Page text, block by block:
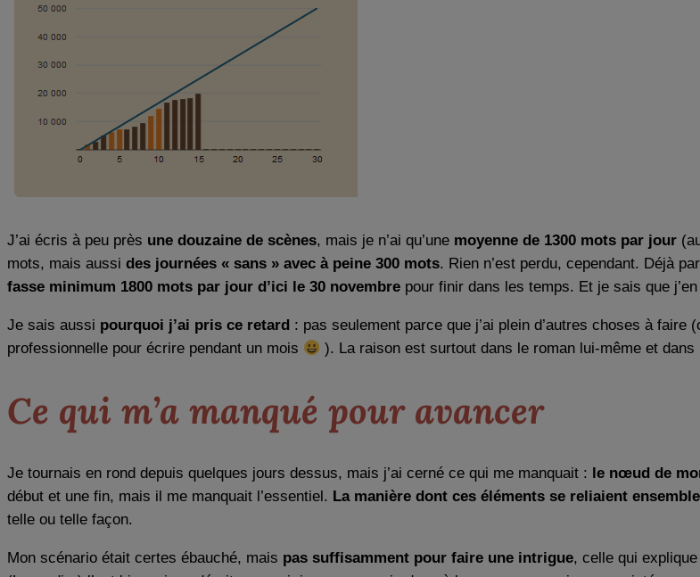
J’ai écris à peu près une douzaine de scènes, mais je n’ai qu’une moyenne de 1300 mots par jour
mots, mais aussi des journées « sans » avec à peine 300 mots. Rien n’est perdu, cependant. Déjà
fasse minimum 1800 mots par jour d’ici le 30 novembre pour finir dans les temps. Et je sais que
Je sais aussi pourquoi j’ai pris ce retard : pas seulement parce que j’ai plein d’autres choses à
professionnelle pour écrire pendant un mois
). La raison est surtout dans le roman lui-même et dans
Ce qui m’a manqué pour avancer
Je tournais en rond depuis quelques jours dessus, mais j’ai cerné ce qui me manquait : le nœud de
début et une fin, mais il me manquait l’essentiel. La manière dont ces éléments se reliaient ensemble
telle ou telle façon.
Mon scénario était certes ébauché, mais pas suffisamment pour faire une intrigue, celle qui